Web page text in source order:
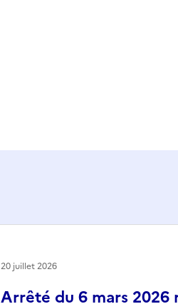
Arrêté du 6 mars 2026
20 juillet 2026